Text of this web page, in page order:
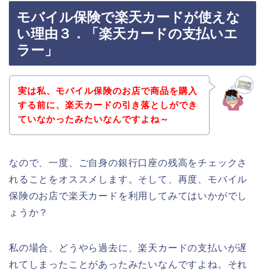
モバイル保険で楽天カードが使えな
い理由３．「楽天カードの支払いエ
ラー」
実は私、モバイル保険のお店で商品を購入
する前に、楽天カードの引き落としができ
ていなかったみたいなんですよね～
なので、一度、ご自身の銀行口座の残高をチェックさ
れることをオススメします。そして、再度、モバイル
保険のお店で楽天カードを利用してみてはいかがでし
ょうか？
私の場合、どうやら過去に、楽天カードの支払いが遅
れてしまったことがあったみたいなんですよね。それ